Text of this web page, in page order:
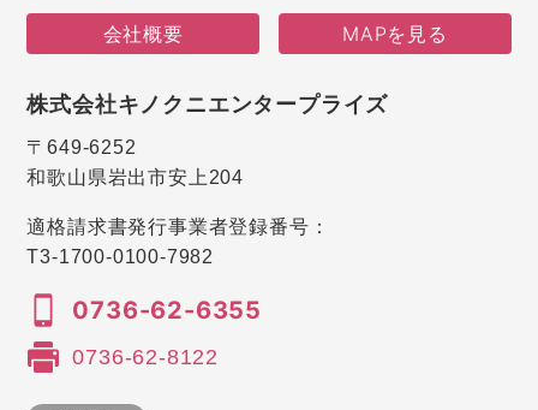
会社概要 MAPを見る
株式会社キノクニエンタープライズ
〒649-6252
和歌山県岩出市安上204
適格請求書発行事業者登録番号：
T3-1700-0100-7982
0736-62-6355
0736-62-8122